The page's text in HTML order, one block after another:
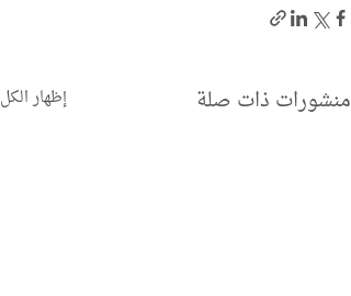
منشورات ذات صلة إظهار الكل